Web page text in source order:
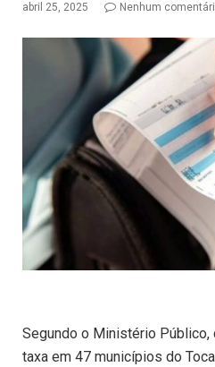
abril 25, 2025 Nenhum
Segundo o Ministério Público,
taxa em 47 municípios do